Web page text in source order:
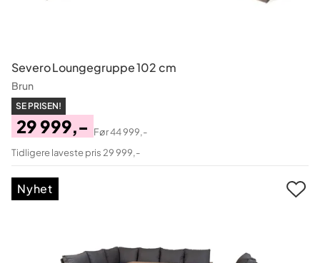
Severo Loungegruppe 102 cm
Brun
SE PRISEN!
Pris
29 999,-
Original
Pris
Før44 999,-
Tidligere laveste pris 29 999,-
Nyhet